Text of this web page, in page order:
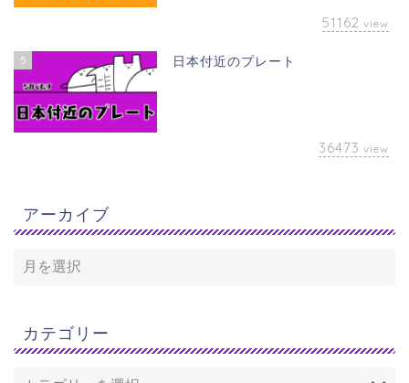
51162 view
5 日本付近のプレート
36473 view
アーカイブ
カテゴリー